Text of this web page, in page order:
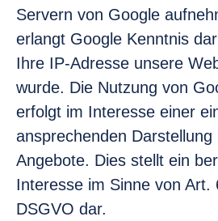
Servern von Google
erlangt Google Kenntnis
Ihre IP-Adresse unsere
wurde. Die Nutzung von
erfolgt im Interesse einer
ansprechenden
Angebote. Dies stellt ein
Interesse im Sinne von Art.
DSGVO dar.